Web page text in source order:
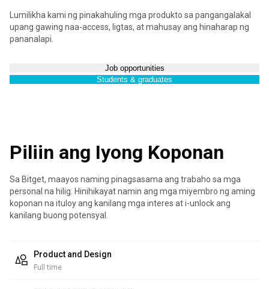
Lumilikha kami ng pinakahuling mga produkto sa pangangalakal
upang gawing naa-access, ligtas, at mahusay ang hinaharap ng
pananalapi.
Job opportunities
Students & graduates
Piliin ang Iyong Koponan
Sa Bitget, maayos naming pinagsasama ang trabaho sa mga
personal na hilig. Hinihikayat namin ang mga miyembro ng aming
koponan na ituloy ang kanilang mga interes at i-unlock ang
kanilang buong potensyal.
Product and Design
Full time